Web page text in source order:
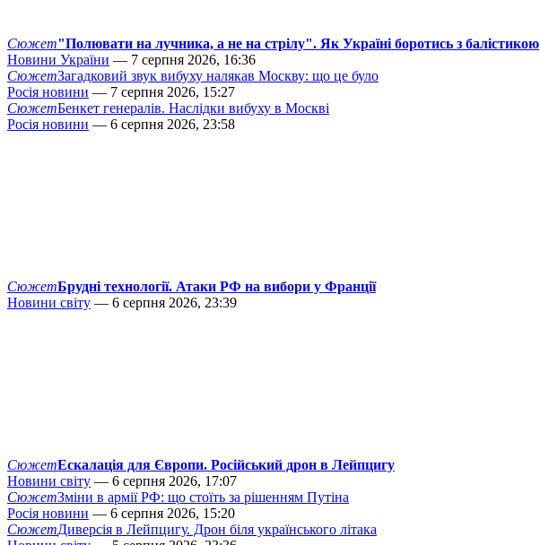
Сюжет"Полювати на лучника, а не на стрілу". Як Україні боротись з балістикою
Новини України — 7 серпня 2026, 16:36
СюжетЗагадковий звук вибуху налякав Москву: що це було
Росія новини — 7 серпня 2026, 15:27
СюжетБенкет генералів. Наслідки вибуху в Москві
Росія новини — 6 серпня 2026, 23:58
СюжетБрудні технології. Атаки РФ на вибори у Франції
Новини світу — 6 серпня 2026, 23:39
СюжетЕскалація для Європи. Російський дрон в Лейпцигу
Новини світу — 6 серпня 2026, 17:07
СюжетЗміни в армії РФ: що стоїть за рішенням Путіна
Росія новини — 6 серпня 2026, 15:20
СюжетДиверсія в Лейпцигу. Дрон біля українського літака